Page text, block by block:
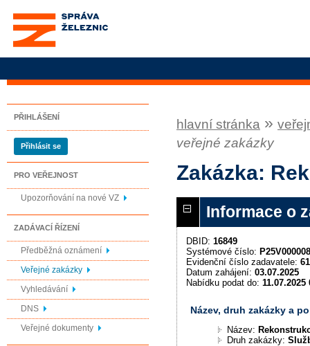
Správa železnic, státní
organizace
PŘIHLÁŠENÍ
Přihlásit se
PRO VEŘEJNOST
Upozorňování na nové VZ
ZADÁVACÍ ŘÍZENÍ
Předběžná oznámení
Veřejné zakázky
Vyhledávání
DNS
Veřejné dokumenty
hlavní stránka »
veřejné zakázky
Zakázka:
Informace o
DBID: 16849
Systémové číslo:
Evidenční číslo zadavatele:
Datum zahájení: 03.07.2025
Nabídku podat do: 11.07.2025
Název, druh zakázky a
Název:
Druh zakázky: